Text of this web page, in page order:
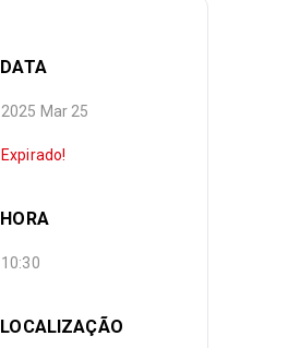
DATA
2025 Mar 25
Expirado!
HORA
10:30
LOCALIZAÇÃO